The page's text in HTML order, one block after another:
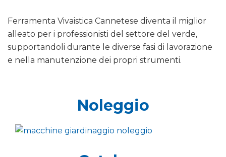
Ferramenta Vivaistica Cannetese diventa il miglior
alleato per i professionisti del settore del verde,
supportandoli durante le diverse fasi di lavorazione
e nella manutenzione dei propri strumenti.
Noleggio